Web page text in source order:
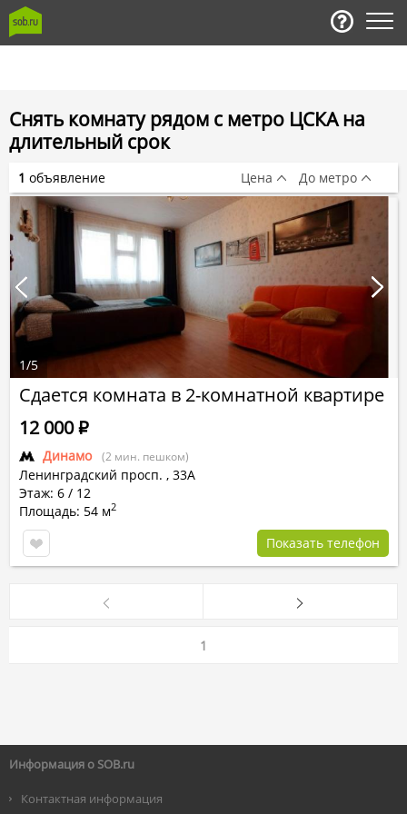
Снять комнату рядом с метро ЦСКА на
длительный срок
Сдается комната в 2-комнатной квартире
Динамо (2 мин. пешком)
Ленинградский просп. , 33А
Этаж: 6 / 12
Площадь: 54 м2
12 000Р
Показать телефон
1/5
1 объявление Цена До метро
1
Информация о SOB.ru
Контактная информация